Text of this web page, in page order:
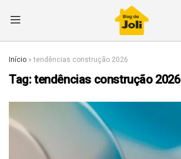
Início »tendências construção 2026
Tag:tendências construção 2026